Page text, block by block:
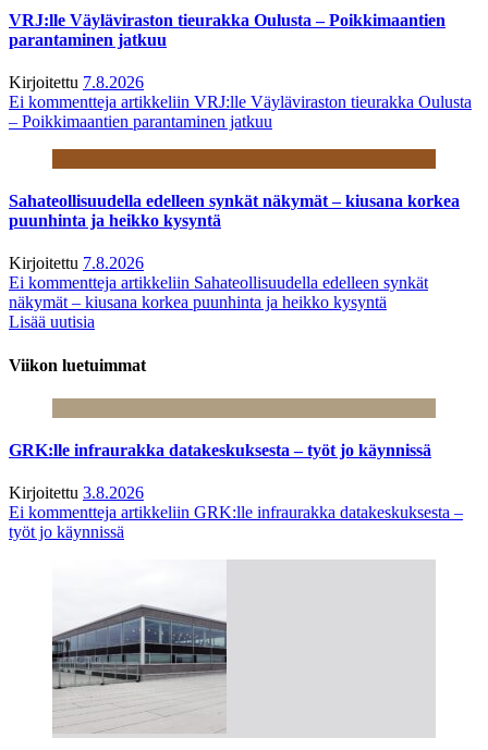
VRJ:lle Väyläviraston tieurakka Oulusta – Poikkimaantien
parantaminen jatkuu
Kirjoitettu 7.8.2026
Ei kommentteja artikkeliin VRJ:lle Väyläviraston tieurakka Oulusta
– Poikkimaantien parantaminen jatkuu
Sahateollisuudella edelleen synkät näkymät – kiusana korkea
puunhinta ja heikko kysyntä
Kirjoitettu 7.8.2026
Ei kommentteja artikkeliin Sahateollisuudella edelleen synkät
näkymät – kiusana korkea puunhinta ja heikko kysyntä
Lisää uutisia
Viikon luetuimmat
GRK:lle infraurakka datakeskuksesta – työt jo käynnissä
Kirjoitettu 3.8.2026
Ei kommentteja artikkeliin GRK:lle infraurakka datakeskuksesta –
työt jo käynnissä